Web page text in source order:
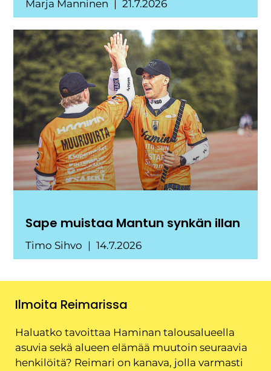
Marja Manninen 21.7.2026
Sape muistaa Mantun synkän illan
Timo Sihvo 14.7.2026
Ilmoita Reimarissa
Haluatko tavoittaa Haminan talousalueella
asuvia sekä alueen elämää muutoin seuraavia
henkilöitä? Reimari on kanava, jolla varmasti